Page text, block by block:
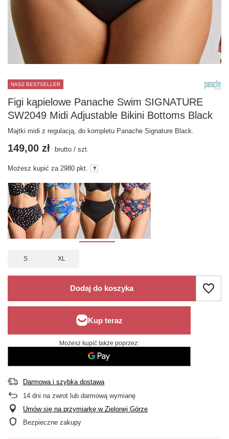
NASZ BESTSELLER
Figi kąpielowe Panache Swim SIGNATURE
SW2049 Midi Adjustable Bikini Bottoms Black
Majtki midi z regulacją, do kompletu Panache Signature Black.
S XL
149,00 zł brutto / szt.
Możesz kupić za 2980 pkt.
Dodaj do koszyka
Możesz kupić także poprzez:
Darmowa i szybka dostawa
14 dni na zwrot lub darmową wymianę
Umów się na przymiarkę w Zielonej Górze
Bezpieczne zakupy